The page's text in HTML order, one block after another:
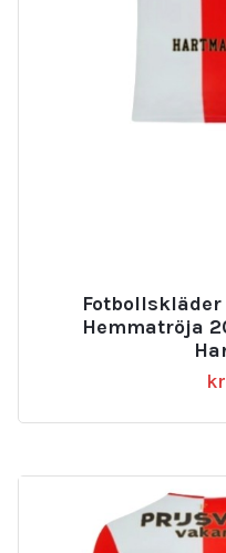
Fotbollskläder
Hemmatröja
kr